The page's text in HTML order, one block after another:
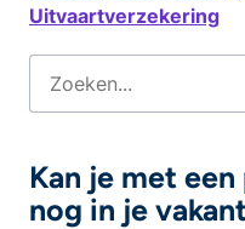
Uitvaartverzekering
Kan je met
nog in je